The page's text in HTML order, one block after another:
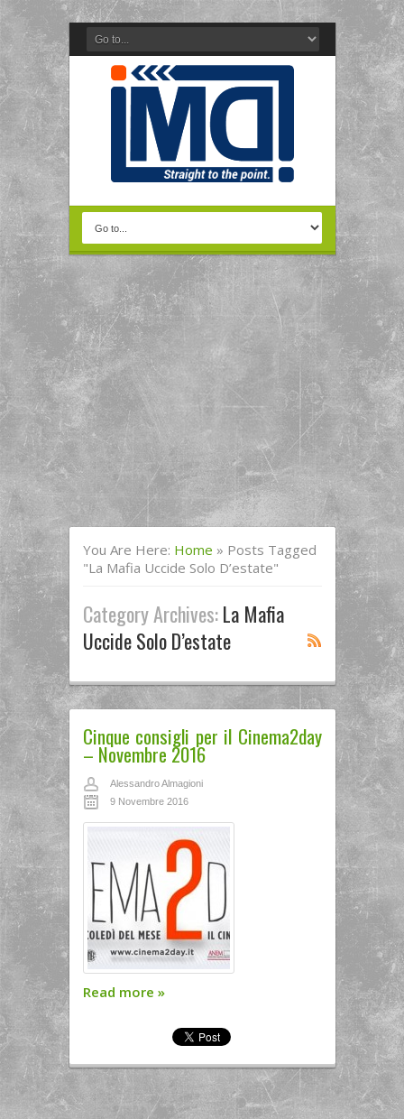
You Are Here: Home » Posts Tagged
"la Mafia Uccide Solo D’estate"
Category Archives:La Mafia
Uccide Solo D’estate
Cinque consigli per il Cinema2day
– Novembre 2016
Alessandro Almagioni
9 Novembre 2016
Read more »